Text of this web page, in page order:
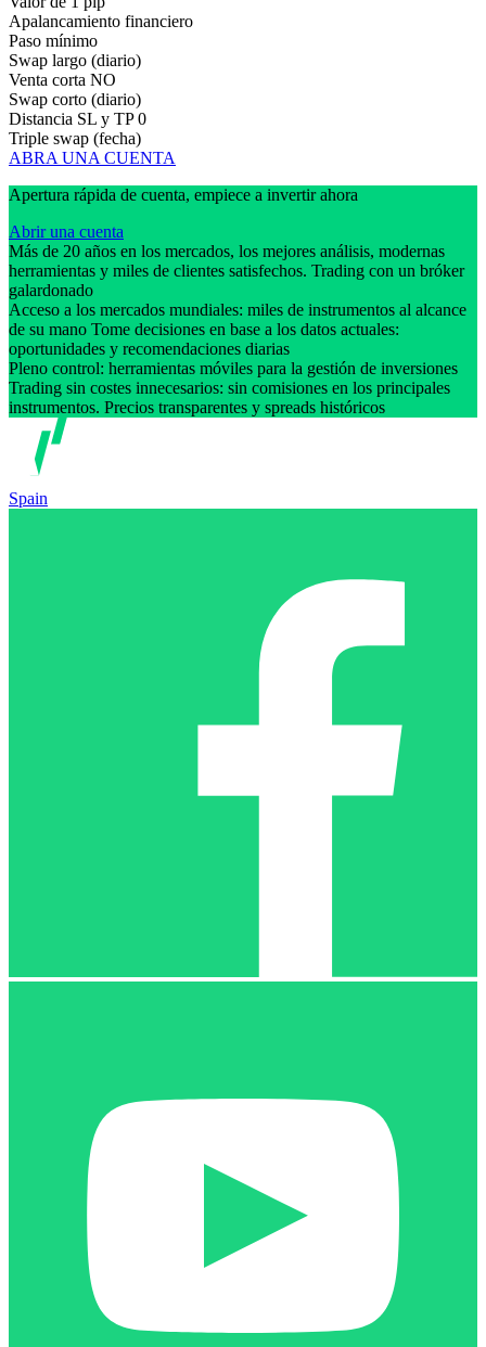
Apalancamiento financiero
Paso mínimo
Swap largo (diario)
Venta corta NO
Swap corto (diario)
Distancia SL y TP 0
Triple swap (fecha)
ABRA UNA CUENTA
Apertura rápida de cuenta, empiece a invertir ahora
Abrir una cuenta
Más de 20 años en los mercados, los mejores análisis, modernas
herramientas y miles de clientes satisfechos. Trading con un bróker
galardonado
Acceso a los mercados mundiales: miles de instrumentos al alcance
de su mano Tome decisiones en base a los datos actuales:
oportunidades y recomendaciones diarias
Pleno control: herramientas móviles para la gestión de inversiones
Trading sin costes innecesarios: sin comisiones en los principales
instrumentos. Precios transparentes y spreads históricos
Spain